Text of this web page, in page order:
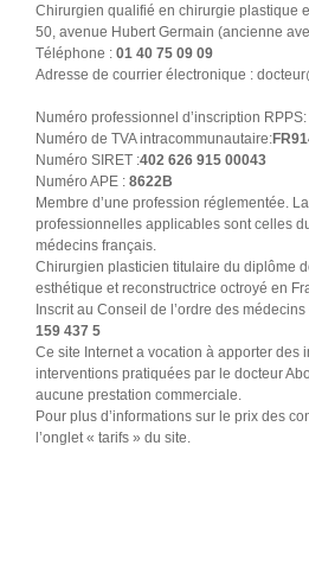
Chirurgien qualifié en chirurgie plastique
50, avenue Hubert Germain (ancienne
Téléphone : 01 40 75 09 09
Adresse de courrier électronique :
Numéro professionnel d’inscription RPPS:
Numéro de TVA intracommunautaire:
Numéro SIRET :402 626 915 00043
Numéro APE : 8622B
Membre d’une profession réglementée.
professionnelles applicables sont celles
médecins français.
Chirurgien plasticien titulaire du diplôme
esthétique et reconstructrice octroyé en
Inscrit au Conseil de l’ordre des
159 437 5
Ce site Internet a vocation à apporter des
interventions pratiquées par le docteur
aucune prestation commerciale.
Pour plus d’informations sur le prix des
l’onglet « tarifs » du site.